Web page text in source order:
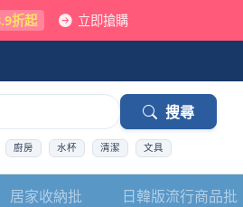
折起 立即搶購
搜尋
廚房 水杯 清潔 文具
居家收納批
日韓版流行商品批